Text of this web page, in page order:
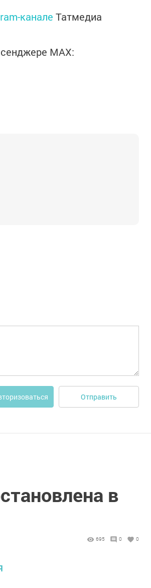
канале Татмедиа
MАХ:
Отправить
в
695 0 0